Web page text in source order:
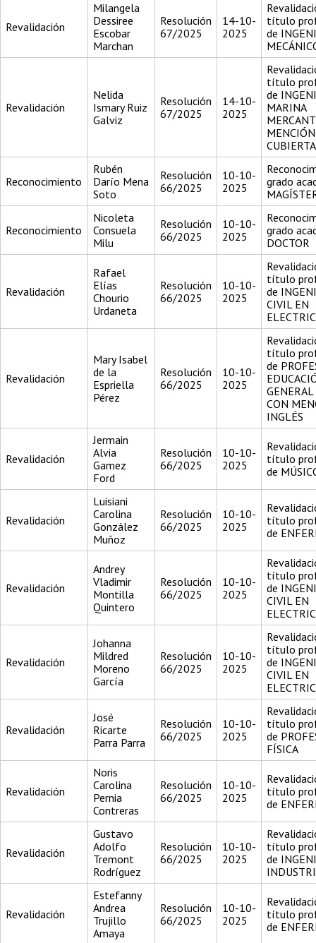
Revalidación
Milangela
Dessiree
Escobar
Marchan
Resolución
67/2025
14-10-
2025
título
de
Revalidación
Nelida
Ismary Ruiz
Galviz
Resolución
67/2025
14-10-
2025
título
de
MARINA
MENCIÓN
CUBIERTA
Reconocimiento
Rubén
Darío Mena
Soto
Resolución
66/2025
10-10-
2025
grado
Reconocimiento
Nicoleta
Consuela
Milu
Resolución
66/2025
10-10-
2025
grado
DOCTOR
Revalidación
Rafael
Elías
Chourio
Urdaneta
Resolución
66/2025
10-10-
2025
título
de
CIVIL EN
Revalidación
Mary Isabel
de la
Espriella
Pérez
Resolución
66/2025
10-10-
2025
título
de
CON
INGLÉS
Revalidación
Jermain
Alvia
Gamez
Ford
Resolución
66/2025
10-10-
2025
título
de
Revalidación
Luisiani
Carolina
González
Muñoz
Resolución
66/2025
10-10-
2025
título
de
Revalidación
Andrey
Vladimir
Montilla
Quintero
Resolución
66/2025
10-10-
2025
título
de
CIVIL EN
Revalidación
Johanna
Mildred
Moreno
García
Resolución
66/2025
10-10-
2025
título
de
CIVIL EN
Revalidación
José
Ricarte
Parra Parra
Resolución
66/2025
10-10-
2025
título
de
FÍSICA
Revalidación
Noris
Carolina
Pernia
Contreras
Resolución
66/2025
10-10-
2025
título
de
Revalidación
Gustavo
Adolfo
Tremont
Rodríguez
Resolución
66/2025
10-10-
2025
título
de
Revalidación
Estefanny
Andrea
Trujillo
Amaya
Resolución
66/2025
10-10-
2025
título
de